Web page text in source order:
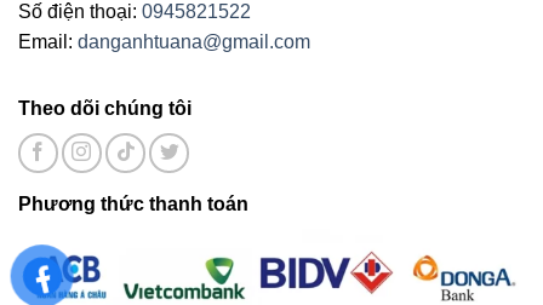
Số điện thoại: 0945821522
Email: danganhtuana@gmail.com
Theo dõi chúng tôi
Phương thức thanh toán